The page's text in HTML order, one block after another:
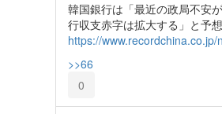
韓国銀行は「最近の政局不安
行収支赤字は拡大する」と予想
https://www.recordchina.co.jp/
>>66
0